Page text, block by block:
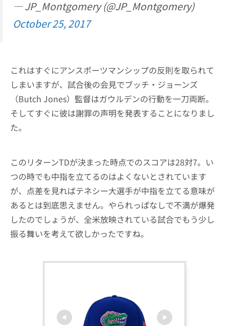
— JP_Montgomery (@JP_Montgomery)
October 25, 2017
これはすぐにアンスポーツマンシップの反則を取られて
しまいますが、試合後の会見でブッチ・ジョーンズ
（Butch Jones）監督はガウルデンの行動を一刀両断。
そしてすぐに彼は謝罪の声明を発表することになりまし
た。
このリターンTDが決まった時点でのスコアは28対7。い
つの時でも中指を立てるのはよくないとされています
が、点差を見ればテネシー大選手が中指を立てる意味が
あるとは到底思えません。やられっぱなしで不満が爆発
したのでしょうが、全米放映されている試合でもう少し
振る舞いを考えて欲しかったですね。